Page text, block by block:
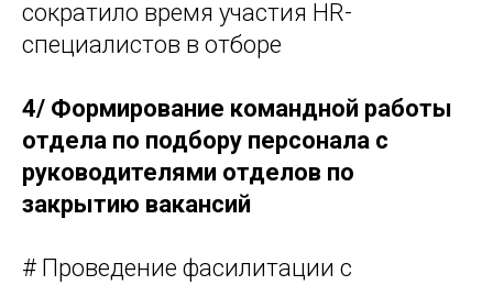
сократило время участия HR-
специалистов в отборе
4/ Формирование командной работы
отдела по подбору персонала с
руководителями отделов по
закрытию вакансий
# Проведение фасилитации с